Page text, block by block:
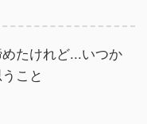
たけれど...いつか
こと